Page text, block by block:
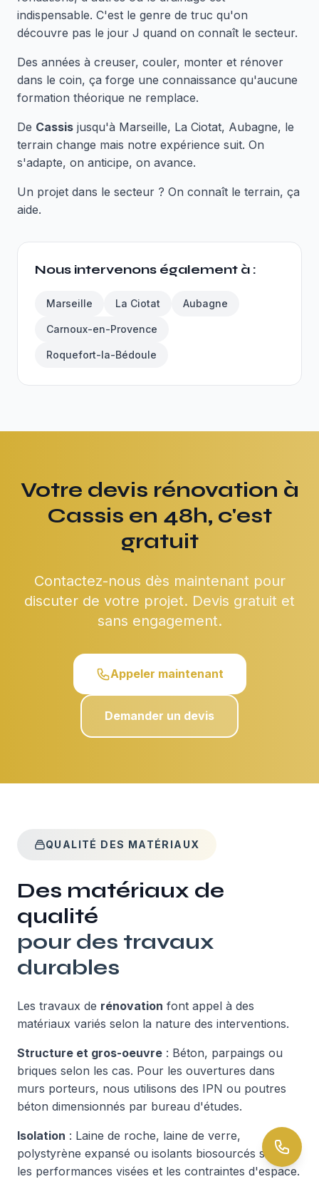
indispensable. C'est le genre de truc qu'on
découvre pas le jour J quand on connaît le secteur.
Des années à creuser, couler, monter et rénover
dans le coin, ça forge une connaissance qu'aucune
formation théorique ne remplace.
De Cassis jusqu'à Marseille, La Ciotat, Aubagne, le
terrain change mais notre expérience suit. On
s'adapte, on anticipe, on avance.
Un projet dans le secteur ? On connaît le terrain, ça
aide.
Nous intervenons également à :
Marseille La Ciotat Aubagne
Carnoux-en-Provence
Roquefort-la-Bédoule
Votre devis rénovation à
Cassis en 48h, c'est
gratuit
Contactez-nous dès maintenant pour
discuter de votre projet. Devis gratuit et
sans engagement.
Appeler maintenant
Demander un devis
QUALITÉ DES MATÉRIAUX
Des matériaux de
qualité
pour des travaux
durables
Les travaux de rénovation font appel à des
matériaux variés selon la nature des interventions.
Structure et gros-oeuvre : Béton, parpaings ou
briques selon les cas. Pour les ouvertures dans
murs porteurs, nous utilisons des IPN ou poutres
béton dimensionnés par bureau d'études.
Isolation : Laine de roche, laine de verre,
polystyrène expansé ou isolants biosourcés selon
les performances visées et les contraintes d'espace.